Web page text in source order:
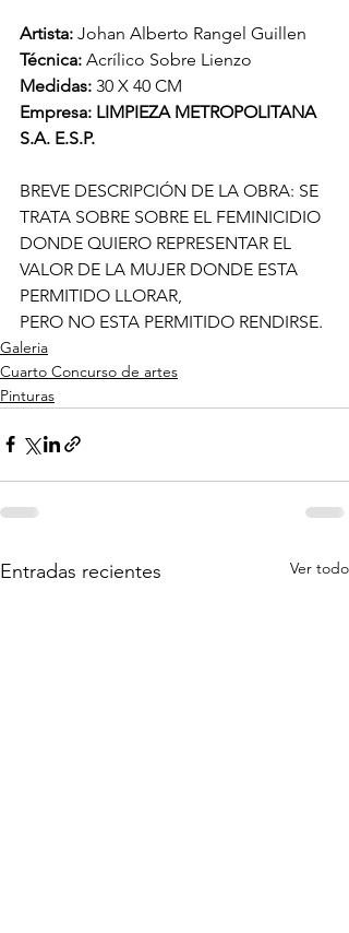
Artista: Johan Alberto Rangel Guillen
Técnica: Acrílico Sobre Lienzo
Medidas: 30 X 40 CM
Empresa: LIMPIEZA METROPOLITANA
S.A. E.S.P.
BREVE DESCRIPCIÓN DE LA OBRA: SE
TRATA SOBRE SOBRE EL FEMINICIDIO
DONDE QUIERO REPRESENTAR EL
VALOR DE LA MUJER DONDE ESTA
PERMITIDO LLORAR,
PERO NO ESTA PERMITIDO RENDIRSE.
Galeria
Cuarto Concurso de artes
Pinturas
Entradas recientes Ver todo